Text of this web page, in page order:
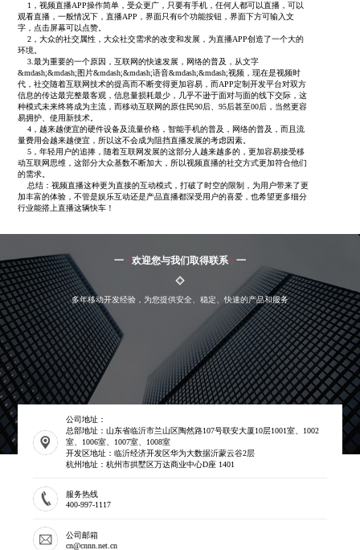
1，视频直播APP操作简单，受众更广，只要有手机，任何人都可以直播，可以
观看直播，一般情况下，直播APP，界面只有6个功能按钮，界面下方可输入文
字，点击屏幕可以点赞。
2，大众的社交属性，大众社交需求的改变和发展，为直播APP创造了一个大的
环境。
3.最为重要的一个原因，互联网的快速发展，网络的普及，从文字
&mdash;&mdash;图片&mdash;&mdash;语音&mdash;&mdash;视频，现在是视频时
代，社交随着互联网技术的提高而不断变得更加容易，而APP定制开发平台对双方
信息的传达最完整最客观，信息量损耗最少，几乎不逊于面对与面的线下交际，这
种模式未来终将成为主流，而移动互联网的原住民90后、95后甚至00后，当然更容
易拥护、使用新技术。
4，越来越便宜的硬件设备及流量价格，智能手机的普及，网络的普及，而且流
量费用会越来越便宜，所以这不会成为阻挡直播发展的考虑因素。
5，年轻用户的追捧，随着互联网发展的这部分人越来越多的，更加容易接受移
动互联网思维，这部分大众基数不断加大，所以视频直播的社交方式更加符合他们
的需求。
总结：视频直播这种更为直接的互动模式，打破了时空的限制，为用户带来了更
加丰富的体验，不管是娱乐互动还是产品直播都深受用户的喜爱，也希望更多细分
行业能搭上直播这辆快车！
一 · 欢迎您与我们取得联系 · 一
多年移动开发经验，为您提供安全、稳定、快速的产品和服务
公司地址：
总部地址：山东省临沂市兰山区陶然路107号联安大厦10层1001室、1002
室、1006室、1007室、1008室
开发区地址：临沂经济开发区华为大数据沂蒙云谷2层
杭州地址：杭州市拱墅区万达商业中心D座 1401
服务热线
400-997-1117
公司邮箱
cn@cnnn.net.cn